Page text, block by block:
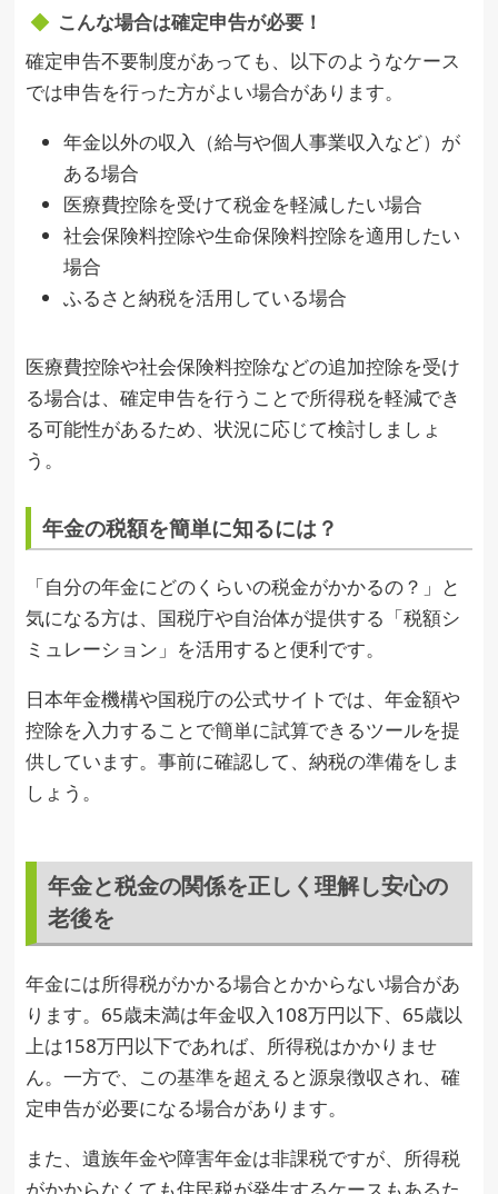
こんな場合は確定申告が必要！
確定申告不要制度があっても、以下のようなケース
では申告を行った方がよい場合があります。
年金以外の収入（給与や個人事業収入など）が
ある場合
医療費控除を受けて税金を軽減したい場合
社会保険料控除や生命保険料控除を適用したい
場合
ふるさと納税を活用している場合
医療費控除や社会保険料控除などの追加控除を受け
る場合は、確定申告を行うことで所得税を軽減でき
る可能性があるため、状況に応じて検討しましょ
う。
年金の税額を簡単に知るには？
「自分の年金にどのくらいの税金がかかるの？」と
気になる方は、国税庁や自治体が提供する「税額シ
ミュレーション」を活用すると便利です。
日本年金機構や国税庁の公式サイトでは、年金額や
控除を入力することで簡単に試算できるツールを提
供しています。事前に確認して、納税の準備をしま
しょう。
年金と税金の関係を正しく理解し安心の
老後を
年金には所得税がかかる場合とかからない場合があ
ります。65歳未満は年金収入108万円以下、65歳以
上は158万円以下であれば、所得税はかかりませ
ん。一方で、この基準を超えると源泉徴収され、確
定申告が必要になる場合があります。
また、遺族年金や障害年金は非課税ですが、所得税
がかからなくても住民税が発生するケースもあるた